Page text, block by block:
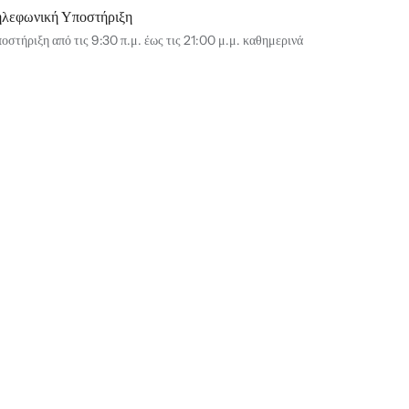
Υποστήριξη
από τις 9:30 π.μ. έως τις 21:00 μ.μ. καθημερινά